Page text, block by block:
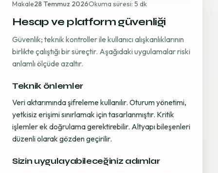
Makale28 Temmuz 2026Okuma süresi: 5 dk
Hesap ve platform güvenliği
Güvenlik; teknik kontroller ile kullanıcı alışkanlıklarının
birlikte çalıştığı bir süreçtir. Aşağıdaki uygulamalar riski
anlamlı ölçüde azaltır.
Teknik önlemler
Veri aktarımında şifreleme kullanılır. Oturum yönetimi,
yetkisiz erişimi sınırlamak için tasarlanmıştır. Kritik
işlemler ek doğrulama gerektirebilir. Altyapı bileşenleri
düzenli olarak gözden geçirilir.
Sizin uygulayabileceğiniz adımlar